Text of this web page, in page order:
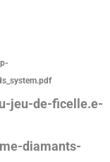
jeu-de-ficelle.e-
diamants-